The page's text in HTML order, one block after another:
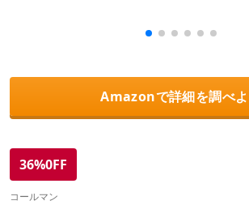
Amazonで詳細を調べよ
36%0FF
コールマン